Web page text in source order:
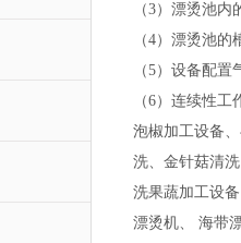
（3）漂烫池
（4）漂烫池
（5）设备配
（6）连续性
泡椒加工设备
洗、金针菇清
洗果蔬加工设
漂烫机、 海带